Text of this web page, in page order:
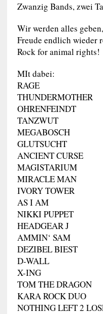
Zwanzig Bands, zwei
Wir werden alles
Freude endlich wieder
Rock for animal rights!
MIt dabei:
RAGE
THUNDERMOTHER
OHRENFEINDT
TANZWUT
MEGABOSCH
GLUTSUCHT
ANCIENT CURSE
MAGISTARIUM
MIRACLE MAN
IVORY TOWER
AS I AM
NIKKI PUPPET
HEADGEAR J
AMMIN‘ SAM
DEZIBEL BIEST
D-WALL
X-ING
TOM THE DRAGON
KARA ROCK DUO
NOTHING LEFT 2